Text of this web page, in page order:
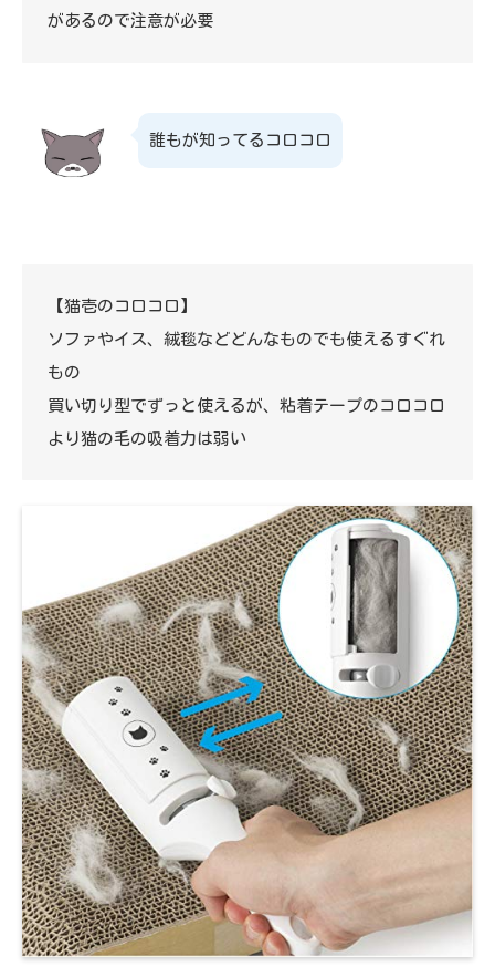
があるので注意が必要
誰もが知ってるコロコロ
【猫壱のコロコロ】
ソファやイス、絨毯などどんなものでも使えるすぐれ
もの
買い切り型でずっと使えるが、粘着テープのコロコロ
より猫の毛の吸着力は弱い